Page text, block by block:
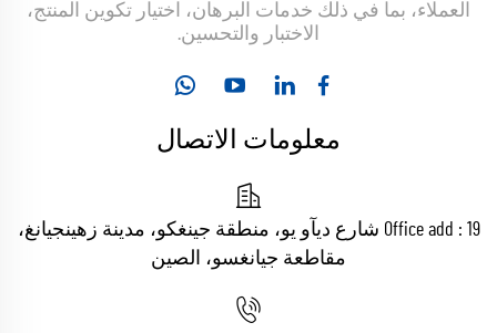
العملاء، بما في ذلك خدمات البرهان، اختيار تكوين المنتج،
الاختبار والتحسين.
معلومات الاتصال
Office add : 19 شارع ديآو يو، منطقة جينغكو، مدينة زهينجيانغ،
مقاطعة جيانغسو، الصين